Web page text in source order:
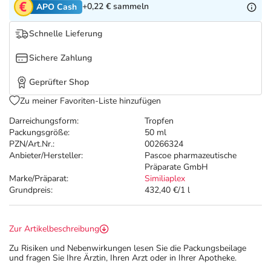
Tierapotheke
Marken
Salus Deals
Darreichungsform:
Tropfen
Packungsgröße:
50 ml
PZN/Art.Nr.:
00266324
Anbieter/Hersteller:
Pascoe pharmazeutische
Präparate GmbH
Marke/Präparat:
Similiaplex
Grundpreis:
432,40 €/1 l
APO Cash +0,22 € sammeln
Schnelle Lieferung
Sichere Zahlung
Geprüfter Shop
Zu meiner Favoriten-Liste hinzufügen
Zur Artikelbeschreibung
Zu Risiken und Nebenwirkungen lesen Sie die Packungsbeilage
und fragen Sie Ihre Ärztin, Ihren Arzt oder in Ihrer Apotheke.